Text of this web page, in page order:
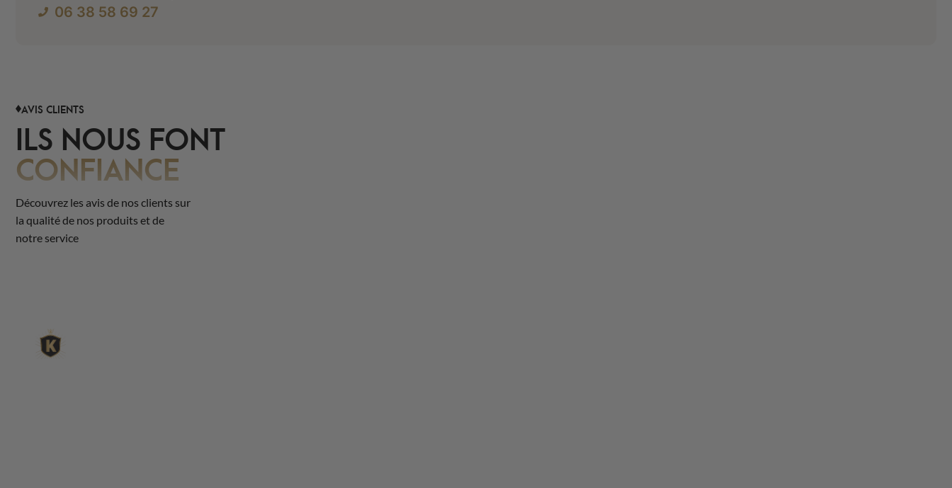
06 38 58 69 27
AVIS CLIENTS
ILS NOUS FONT
CONFIANCE
Découvrez les avis de nos clients sur
la qualité de nos produits et de
notre service